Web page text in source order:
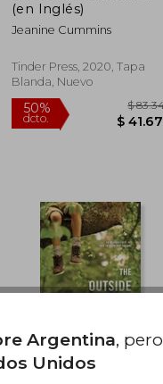
(en Inglés)
Jeanine Cummins
Tinder Press, 2020, Tapa
Blanda, Nuevo
Argentina, pero
Unidos